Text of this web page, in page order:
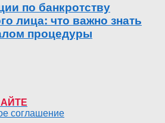
по банкротству
лица: что важно знать
процедуры
соглашение